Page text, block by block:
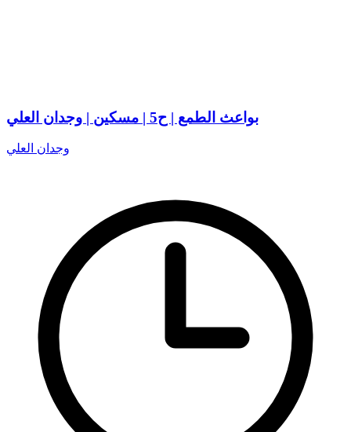
بواعث الطمع | ح5 | مسكين | وجدان العلي
وجدان العلي